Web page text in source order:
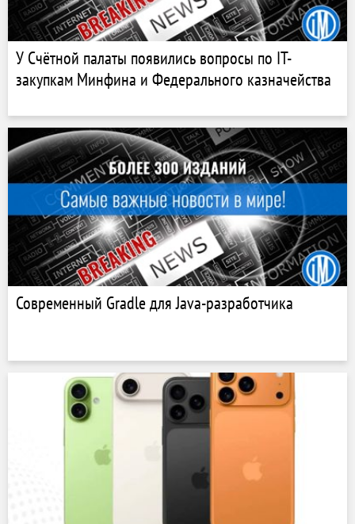
У Счётной палаты появились вопросы по IT-
закупкам Минфина и Федерального казначейства
Современный Gradle для Java-разработчика